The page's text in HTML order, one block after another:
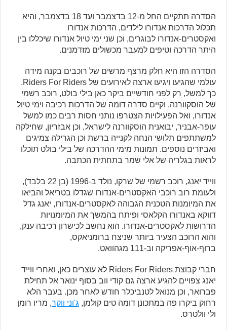
הסדרה תתקיים החל מ-12 בדצמבר ועד 18 בדצמבר, והיא
תכלול הדרכות אנדורו לילדים, הדרכות אנדורו
ואקסטרים-אנדורו לבוגרים, וכן שני ימי טיול אנדורו שיכללו בין
היתר הדרכה וטיפים למעבר מכשולים מזדמנים.
הסדרה הזו היא חלק מרצף מרשים של רוכבים בקנה מידה
עולמי שהגיעו ויגיעו ארצה לאירועים של Riders For Riders.
כך למשל, רק לפני חודשיים ביקר כאן בילי בולט, רוכב רשמי
של הוסקוורנה, וקיים סדרה דומה של הדרכות רכיבה וימי טיול
אנדורו, ואל הפעילויות הצטרפו נותני חסות רבים כמו למשל
עופר-אבניר, יבואנית הוסקוורנה לישראל, וכן אבזריון, שחילקה
למשתתפים תלושי הנחה לקנייה ברשת וכן הגרילה צמיגים
ואביזרים נוספים. תמונות מימי ההדרכה של בילי בולט תוכלו
לראות בגלריה של אלי שמר בתחתית הכתבה.
ווייד יאנג, רוכב רשמי של שרקו, נולד ב-1996 (בן 22 בלבד),
ולעומת רוב רוכבי האקסטרים-אנדורו שגדלו בטריאל והביאו
את המיומנות הטכנית הגבוהה לאקסטרים-אנדורו, יאנג גדל
דווקא באנדורו הקלאסי ופיתח בהמשך את המיומנויות
הדרושות לאקסטרים-אנדורו. הוא נחשב לכישרון רכיבה ענק,
והוא הרוכב הצעיר ביותר שניצח ברומניאקס,
ברוף-אוף-אפריקה וב-111 מגהוואט.
חברי קבוצת Riders For Riders לא עוצרים כאן, ואחרי ווייד
יאנג צפויים להגיע ארצה גם קודי ווב בסוף ינואר אל תחילת
פברואר, וכן מנואל לטנביכלר חודש לאחר מכן. בעבר הלא
רחוק ביקרו פה במתכונן דומה טים קולמן, ג'וני ווקר, מריו רומן
ולי וולטרס.